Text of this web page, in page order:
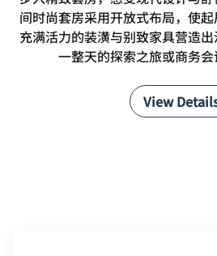
间时尚套房采用开放式布局，使起
充满活力的装潢与别致家具营造
一整天的探索之旅或商务会
View